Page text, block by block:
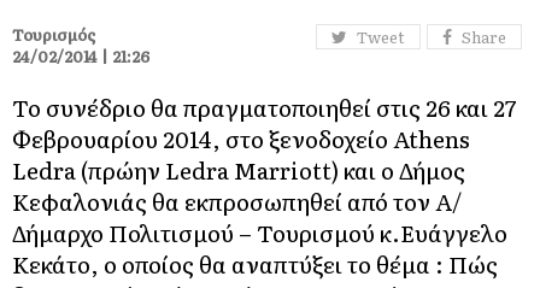
Tweet Share
Τουρισμός
24/02/2014 | 21:26
Το συνέδριο θα πραγματοποιηθεί στις 26 και 27
Φεβρουαρίου 2014, στο ξενοδοχείο Athens
Ledra (πρώην Ledra Marriott) και ο Δήμος
Κεφαλονιάς θα εκπροσωπηθεί από τον Α/
Δήμαρχο Πολιτισμού – Τουρισμού κ.Ευάγγελο
Κεκάτο, ο οποίος θα αναπτύξει το θέμα : Πώς